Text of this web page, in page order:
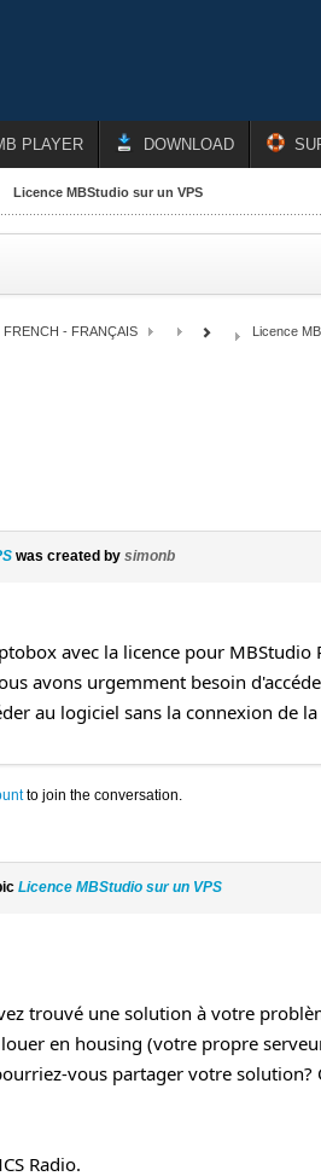
PLAYER DOWNLOAD
Licence MBStudio sur un VPS
FRENCH - FRANÇAIS Licence
was created by simonb
avec la licence pour
avons urgemment besoin
au logiciel sans la connexion de
to join the conversation.
Licence MBStudio sur un VPS
trouvé une solution à votre
en housing (votre propre
vous partager votre solution?
Radio.